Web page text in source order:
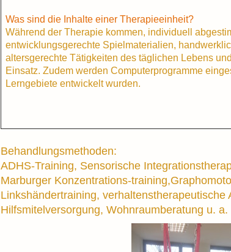
Was sind die Inhalte einer Therapieeinheit?
Während der Therapie kommen, individuell
entwicklungsgerechte Spielmaterialien,
altersgerechte Tätigkeiten des täglichen Lebens
Einsatz. Zudem werden Computerprogramme
Lerngebiete entwickelt wurden.
Behandlungsmethoden:
ADHS-Training, Sensorische
Marburger Konzentrations-
Linkshändertraining, verhaltenstherapeutische
Hilfsmitelversorgung, Wohnraumberatung u. a.